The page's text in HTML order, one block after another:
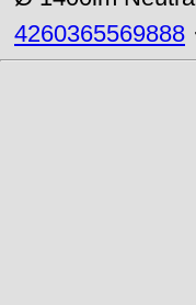
4260365569888